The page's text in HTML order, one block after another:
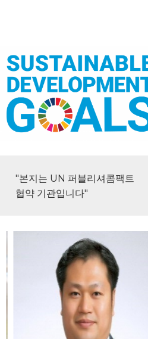
"본지는 UN 퍼블리셔콤팩트
협약 기관입니다"